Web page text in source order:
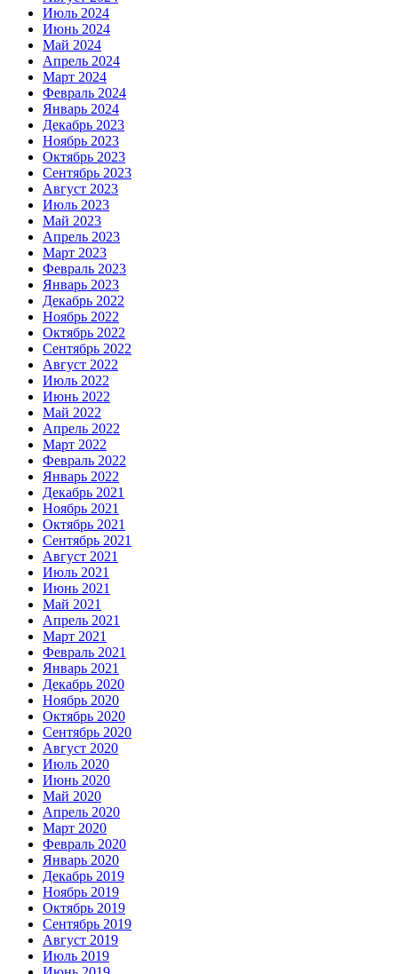
Июль 2024
Июнь 2024
Май 2024
Апрель 2024
Март 2024
Февраль 2024
Январь 2024
Декабрь 2023
Ноябрь 2023
Октябрь 2023
Сентябрь 2023
Август 2023
Июль 2023
Май 2023
Апрель 2023
Март 2023
Февраль 2023
Январь 2023
Декабрь 2022
Ноябрь 2022
Октябрь 2022
Сентябрь 2022
Август 2022
Июль 2022
Июнь 2022
Май 2022
Апрель 2022
Март 2022
Февраль 2022
Январь 2022
Декабрь 2021
Ноябрь 2021
Октябрь 2021
Сентябрь 2021
Август 2021
Июль 2021
Июнь 2021
Май 2021
Апрель 2021
Март 2021
Февраль 2021
Январь 2021
Декабрь 2020
Ноябрь 2020
Октябрь 2020
Сентябрь 2020
Август 2020
Июль 2020
Июнь 2020
Май 2020
Апрель 2020
Март 2020
Февраль 2020
Январь 2020
Декабрь 2019
Ноябрь 2019
Октябрь 2019
Сентябрь 2019
Август 2019
Июль 2019